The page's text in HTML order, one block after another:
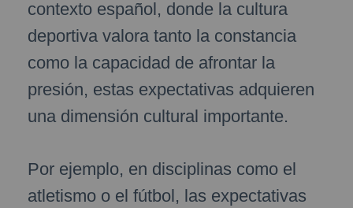
contexto español, donde la cultura
deportiva valora tanto la constancia
como la capacidad de afrontar la
presión, estas expectativas adquieren
una dimensión cultural importante.
Por ejemplo, en disciplinas como el
atletismo o el fútbol, las expectativas